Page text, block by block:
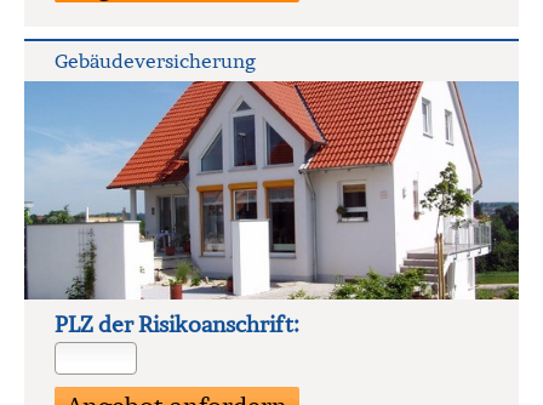
Ge­bäude­ver­si­che­rung
PLZ der Risiko­anschrift: